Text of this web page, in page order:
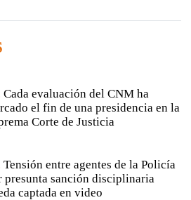
Cada evaluación del CNM ha
el fin de una presidencia en la
Corte de Justicia
Tensión entre agentes de la Policía
presunta sanción disciplinaria
captada en video